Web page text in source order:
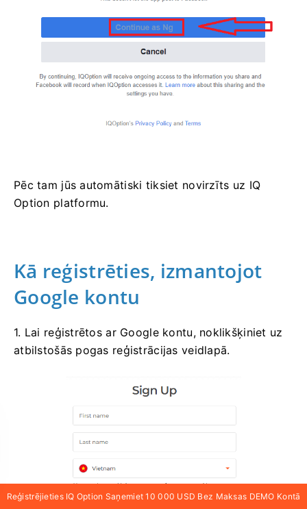
Pēc tam jūs automātiski tiksiet novirzīts uz IQ
Option platformu.
Kā reģistrēties, izmantojot
Google kontu
1. Lai reģistrētos ar Google kontu, noklikšķiniet uz
atbilstošās pogas reģistrācijas veidlapā.
Reģistrējieties IQ Option Saņemiet 10 000 USD Bez Maksas DEMO Kontā